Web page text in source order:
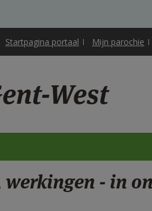
Startpagina portaal Mijn parochie
West
- in